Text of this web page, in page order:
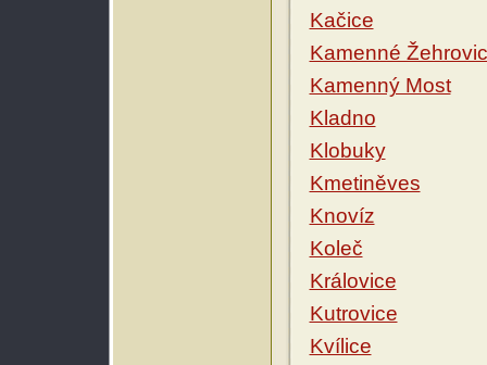
Kačice
Kamenné
Kamenný Most
Kladno
Klobuky
Kmetiněves
Knovíz
Koleč
Královice
Kutrovice
Kvílice